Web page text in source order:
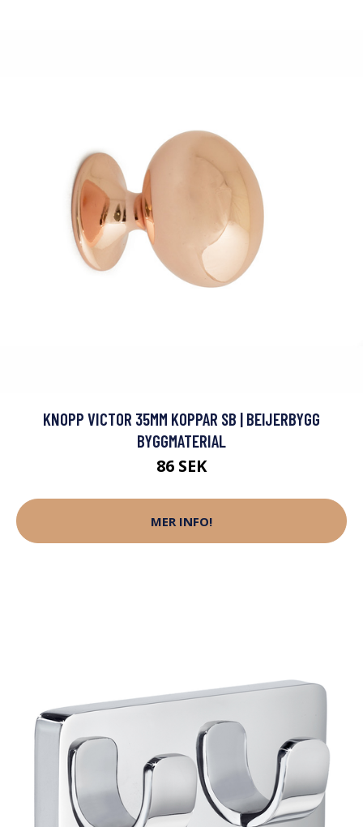
KNOPP VICTOR 35MM KOPPAR SB | BEIJERBYGG
BYGGMATERIAL
86 SEK
MER INFO!